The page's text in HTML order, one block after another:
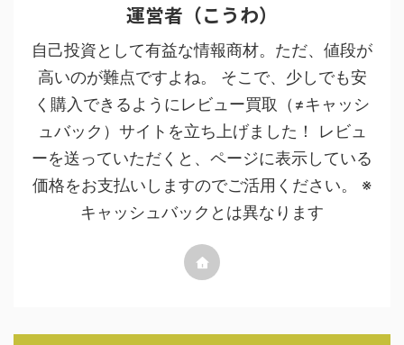
運営者（こうわ）
自己投資として有益な情報商材。ただ、値段が
高いのが難点ですよね。 そこで、少しでも安
く購入できるようにレビュー買取（≠キャッシ
ュバック）サイトを立ち上げました！ レビュ
ーを送っていただくと、ページに表示している
価格をお支払いしますのでご活用ください。 ※
キャッシュバックとは異なります